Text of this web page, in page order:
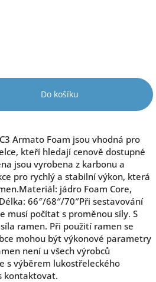
Do košíku
Armato Foam jsou vhodná pro
kteří hledají cenově dostupné
jsou vyrobena z karbonu a
pro rychlý a stabilní výkon, která
jádro Foam Core,
66″/68″/70″Při sestavování
musí počítat s proměnou síly. S
ramen. Při použití ramen se
mohou být výkonové parametry
není u všech výrobců
s výběrem lukostřeleckého
kontaktovat.